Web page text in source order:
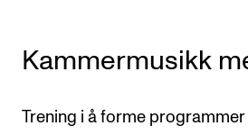
Kammermusikk
Trening i å forme